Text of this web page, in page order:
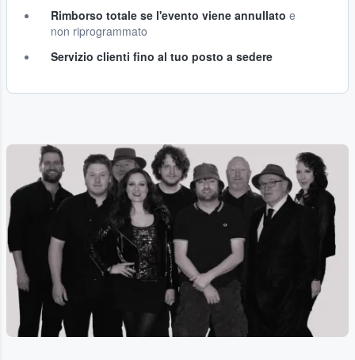
Rimborso totale se l'evento viene annullato e
non riprogrammato
Servizio clienti fino al tuo posto a sedere